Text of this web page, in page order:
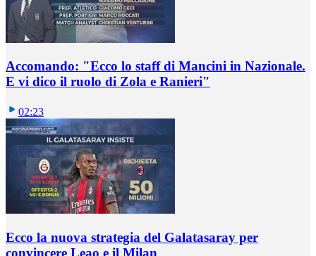
Accomando: "Ecco lo staff di Mancini in Nazionale.
E vi dico il ruolo di Zola e Ranieri"
02:23
Ecco la nuova strategia del Galatasaray per
convincere Leao e il Milan